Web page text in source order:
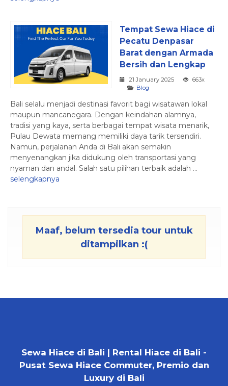
Tempat Sewa Hiace di
Pecatu Denpasar
Barat dengan Armada
Bersih dan Lengkap
21 January 2025
663x
Blog
Bali selalu menjadi destinasi favorit bagi wisatawan lokal
maupun mancanegara. Dengan keindahan alamnya,
tradisi yang kaya, serta berbagai tempat wisata menarik,
Pulau Dewata memang memiliki daya tarik tersendiri.
Namun, perjalanan Anda di Bali akan semakin
menyenangkan jika didukung oleh transportasi yang
nyaman dan andal. Salah satu pilihan terbaik adalah ...
selengkapnya
Maaf, belum tersedia tour untuk
ditampilkan :(
Sewa Hiace di Bali | Rental Hiace di Bali -
Pusat Sewa Hiace Commuter, Premio dan
Luxury di Bali